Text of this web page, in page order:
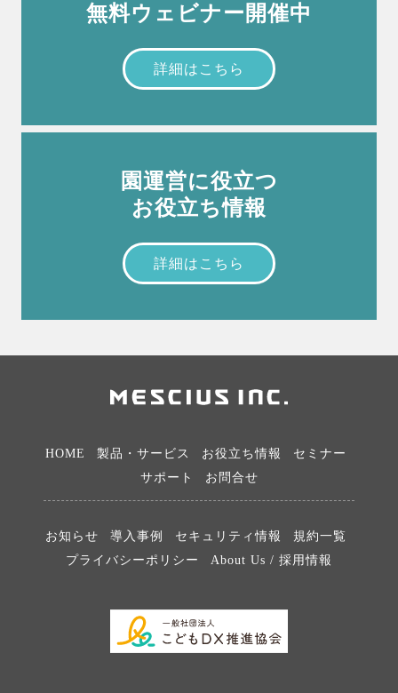
無料ウェビナー開催中
詳細はこちら
園運営に役立つ
お役立ち情報
詳細はこちら
HOME 製品・サービス お役立ち情報
セミナー
サポート
お問合せ
お知らせ 導入事例 セキュリティ情報
規約一覧
プライバシーポリシー
About Us / 採用情報